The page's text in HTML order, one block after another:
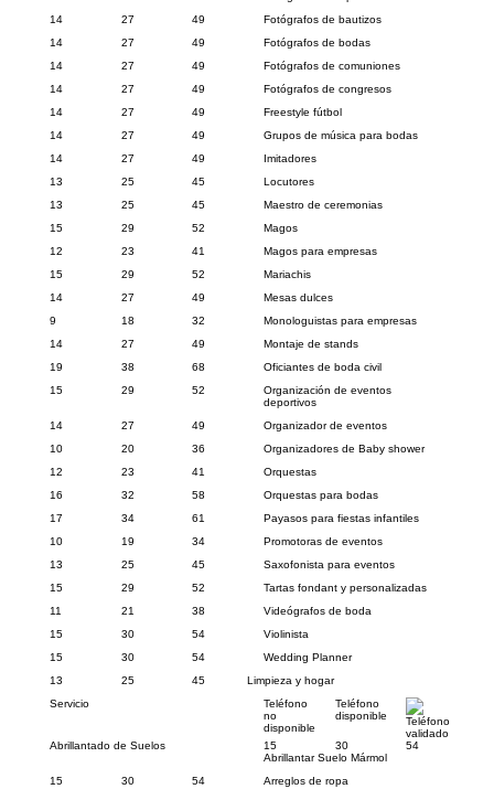
14
27 49
Fotógrafos de bautizos
14
27 49
Fotógrafos de bodas
14
27 49
Fotógrafos de comuniones
14
27 49
Fotógrafos de congresos
14
27 49
Freestyle fútbol
14
27 49
Grupos de música para bodas
14
27 49
Imitadores
13
25 45
Locutores
13
25 45
Maestro de ceremonias
15
29 52
Magos
12
23 41
Magos para empresas
15
29 52
Mariachis
14
27 49
Mesas dulces
9
18 32
Monologuistas para empresas
14
27 49
Montaje de stands
19
38 68
Oficiantes de boda civil
15
29 52
Organización de eventos
deportivos
14
27 49
Organizador de eventos
10
20 36
Organizadores de Baby shower
12
23 41
Orquestas
16
32 58
Orquestas para bodas
17
34 61
Payasos para fiestas infantiles
10
19 34
Promotoras de eventos
13
25 45
Saxofonista para eventos
15
29 52
Tartas fondant y personalizadas
11
21 38
Videógrafos de boda
15
30 54
Violinista
15
30 54
Wedding Planner
13
25 45
Limpieza y hogar
Servicio
Teléfono
no
disponible
Teléfono
disponible
Teléfono
validado
Abrillantado de Suelos
15 30
54
Abrillantar Suelo Mármol
15
30 54
Arreglos de ropa